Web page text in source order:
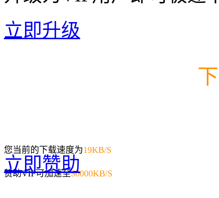
立即升级
您当前的下载速度为19KB/S
赞助VIP可加速至50000KB/S
立即赞助